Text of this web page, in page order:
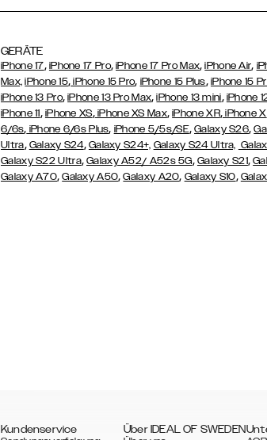
GERÄTE
iPhone 17, iPhone 17 Pro,iPhone 17 Pro Max,iPhone Air,
Max, iPhone 15, iPhone 15 Pro, iPhone 15 Plus, iPhone 15
iPhone 13 Pro,iPhone 13 Pro Max,iPhone 13 mini, iPhone
iPhone 11, iPhone XS,iPhone XS Max,iPhone XR,iPhone X
6/6s, iPhone 6/6s Plus, iPhone 5/5s/SE,Galaxy S26,
Ultra, Galaxy S24, Galaxy S24+, Galaxy S24 Ultra,
Galaxy S22 Ultra,Galaxy A52/ A52s 5G, Galaxy S21,
Galaxy A70,Galaxy A50,Galaxy A20, Galaxy S10,
Kundenservice Über IDEAL OF SWEDEN